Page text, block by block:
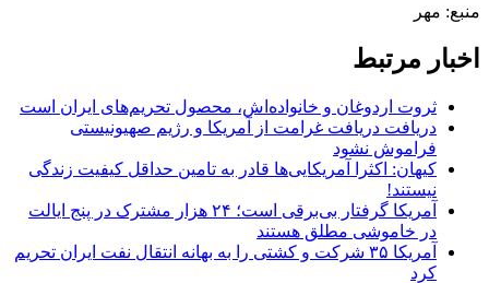
منبع: مهر
اخبار مرتبط
ثروت اردوغان و خانواده‌اش، محصول تحریم‌های ایران است
دریافت دریافت غرامت از آمریکا و رژیم صهیونیستی
فراموش نشود
کیهان: اکثرا آمریکایی‌ها قادر به تامین حداقل کیفیت زندگی
نیستند!
آمریکا گرفتار بی‌برقی است؛ ۲۴ هزار مشترک در پنج ایالت
در خاموشی مطلق هستند
آمریکا ۳۵ شرکت و کشتی را به بهانه انتقال نفت ایران تحریم
کرد